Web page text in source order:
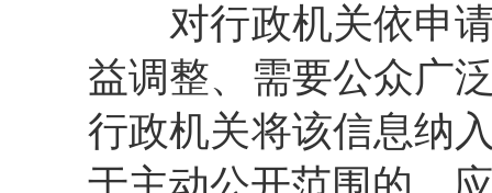
对行政机关依申请
益调整、需要公众广
行政机关将该信息纳